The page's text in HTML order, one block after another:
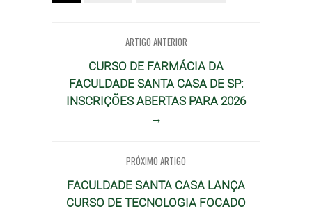
ARTIGO ANTERIOR
CURSO DE FARMÁCIA DA
FACULDADE SANTA CASA DE SP:
INSCRIÇÕES ABERTAS PARA 2026
→
PRÓXIMO ARTIGO
FACULDADE SANTA CASA LANÇA
CURSO DE TECNOLOGIA FOCADO